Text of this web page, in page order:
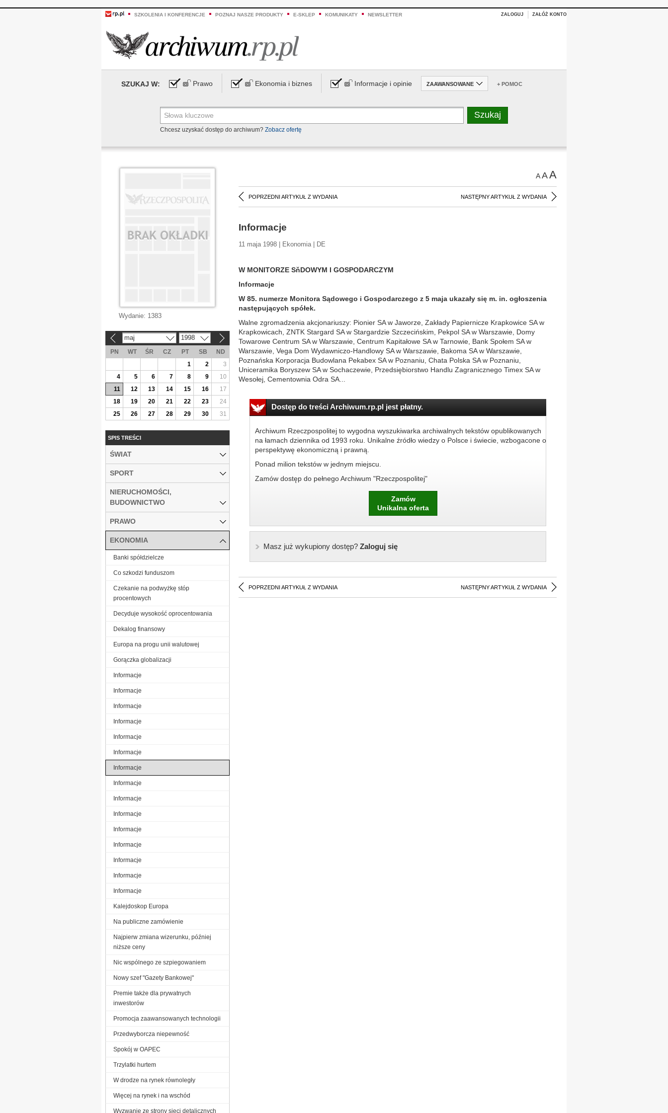
SZKOLENIA I KONFERENCJE POZNAJ NASZE PRODUKTY E-SKLEP KOMUNIKATY NEWSLETTER ZALOGUJ ZAŁÓŻ KONTO
SZUKAJ W: Prawo Ekonomia i biznes Informacje i opinie ZAAWANSOWANE + POMOC
Chcesz uzyskać dostęp do archiwum? Zobacz ofertę
AAA
POPRZEDNI ARTYKUŁ Z WYDANIA NASTĘPNY ARTYKUŁ Z WYDANIA
Informacje
11 maja 1998 | Ekonomia | DE
W MONITORZE SňDOWYM I GOSPODARCZYM
Informacje
W 85. numerze Monitora Sądowego i Gospodarczego z 5 maja ukazały się m. in. ogłoszenia
następujących spółek.
Walne zgromadzenia akcjonariuszy: Pionier SA w Jaworze, Zakłady Papiernicze Krapkowice SA w
Krapkowicach, ZNTK Stargard SA w Stargardzie Szczecińskim, Pekpol SA w Warszawie, Domy
Towarowe Centrum SA w Warszawie, Centrum Kapitałowe SA w Tarnowie, Bank Społem SA w
Warszawie, Vega Dom Wydawniczo-Handlowy SA w Warszawie, Bakoma SA w Warszawie,
Poznańska Korporacja Budowlana Pekabex SA w Poznaniu, Chata Polska SA w Poznaniu,
Uniceramika Boryszew SA w Sochaczewie, Przedsiębiorstwo Handlu Zagranicznego Timex SA w
Wesołej, Cementownia Odra SA...
Dostęp do treści Archiwum.rp.pl jest płatny.
Archiwum Rzeczpospolitej to wygodna wyszukiwarka archiwalnych tekstów opublikowanych
na łamach dziennika od 1993 roku. Unikalne źródło wiedzy o Polsce i świecie, wzbogacone o
perspektywę ekonomiczną i prawną.
Ponad milion tekstów w jednym miejscu.
Zamów dostęp do pełnego Archiwum "Rzeczpospolitej"
Zamów
Unikalna oferta
Masz już wykupiony dostęp?Zaloguj się
POPRZEDNI ARTYKUŁ Z WYDANIA NASTĘPNY ARTYKUŁ Z WYDANIA
Wydanie: 1383
maj 1998
PN WT ŚR CZ PT SB
ND
1
2
3
4
5 6 7 8 9
10
11
12 13 14 15 16
17
18
19 20 21 22 23
24
25
26 27 28 29 30 31
SPIS TREŚCI
ŚWIAT
SPORT
NIERUCHOMOŚCI,
BUDOWNICTWO
PRAWO
EKONOMIA
Banki spółdzielcze
Co szkodzi funduszom
Czekanie na podwyżkę stóp
procentowych
Decyduje wysokość oprocentowania
Dekalog finansowy
Europa na progu unii walutowej
Gorączka globalizacji
Informacje
Informacje
Informacje
Informacje
Informacje
Informacje
Informacje
Informacje
Informacje
Informacje
Informacje
Informacje
Informacje
Informacje
Informacje
Kalejdoskop Europa
Na publiczne zamówienie
Najpierw zmiana wizerunku, później
niższe ceny
Nic wspólnego ze szpiegowaniem
Nowy szef "Gazety Bankowej"
Premie także dla prywatnych
inwestorów
Promocja zaawansowanych technologii
Przedwyborcza niepewność
Spokój w OAPEC
Trzylatki hurtem
W drodze na rynek równoległy
Więcej na rynek i na wschód
Wyzwanie ze strony sieci detalicznych